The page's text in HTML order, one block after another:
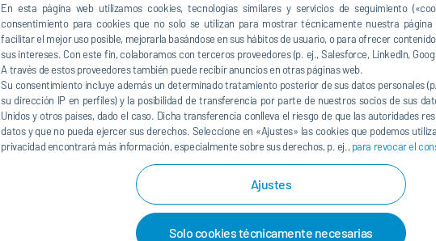
En esta página web utilizamos cookies, tecnologías similares y servicios de seguimiento
consentimiento para cookies que no solo se utilizan para mostrar técnicamente nuestra página
facilitar el mejor uso posible, mejorarla basándose en sus hábitos de usuario, o para ofrecer
sus intereses. Con este fin, colaboramos con terceros proveedores (p. ej., Salesforce, LinkedIn,
A través de estos proveedores también puede recibir anuncios en otras páginas web.
Su consentimiento incluye además un determinado tratamiento posterior de sus datos personales
su dirección IP en perfiles) y la posibilidad de transferencia por parte de nuestros socios de sus
Unidos y otros países, dado el caso. Dicha transferencia conlleva el riesgo de que las autoridades
datos y que no pueda ejercer sus derechos. Seleccione en «Ajustes» las cookies que podemos
privacidad encontrará más información, especialmente sobre sus derechos, p. ej.,para revocar el
Ajustes
Solo cookies técnicamente necesarias